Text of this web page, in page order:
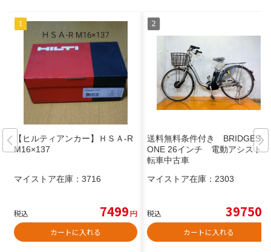
【ヒルティアンカー】ＨＳＡ-R
M16×137
マイストア在庫： 3716
税込 7499円
カートに入れる
送料無料条件付き BRIDGEST
ONE 26インチ 電動アシスト自
転車中古車
マイストア在庫： 2303
税込 39750
カートに入れる